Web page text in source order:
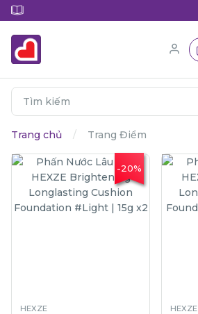
Trang chủ Trang Điểm
-20%
HEXZE HEXZE